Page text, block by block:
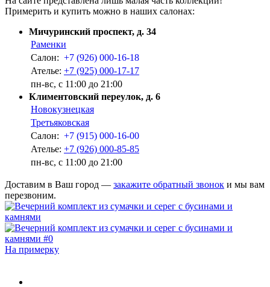
Примерить и купить можно в наших салонах:
Мичуринский проспект, д. 34
Раменки
Салон: +7 (926) 000-16-18
Ателье: +7 (925) 000-17-17
пн-вс, с 11:00 до 21:00
Климентовский переулок, д. 6
Новокузнецкая
Третьяковская
Салон: +7 (915) 000-16-00
Ателье: +7 (926) 000-85-85
пн-вс, с 11:00 до 21:00
Доставим в Ваш город — закажите обратный звонок и мы вам
перезвоним.
На примерку